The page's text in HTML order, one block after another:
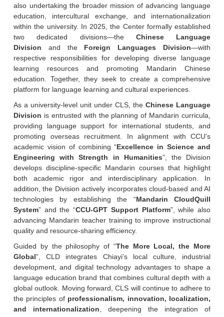
also undertaking the broader mission of advancing language
education, intercultural exchange, and internationalization
within the university. In 2025, the Center formally established
two dedicated divisions—the Chinese Language
Division and the Foreign Languages Division—with
respective responsibilities for developing diverse language
learning resources and promoting Mandarin Chinese
education. Together, they seek to create a comprehensive
platform for language learning and cultural experiences.
As a university-level unit under CLS, the Chinese Language
Division is entrusted with the planning of Mandarin curricula,
providing language support for international students, and
promoting overseas recruitment. In alignment with CCU’s
academic vision of combining “Excellence in Science and
Engineering with Strength in Humanities”, the Division
develops discipline-specific Mandarin courses that highlight
both academic rigor and interdisciplinary application. In
addition, the Division actively incorporates cloud-based and AI
technologies by establishing the “Mandarin CloudQuill
System” and the “CCU-GPT Support Platform”, while also
advancing Mandarin teacher training to improve instructional
quality and resource-sharing efficiency.
Guided by the philosophy of “The More Local, the More
Global”, CLD integrates Chiayi’s local culture, industrial
development, and digital technology advantages to shape a
language education brand that combines cultural depth with a
global outlook. Moving forward, CLS will continue to adhere to
the principles of professionalism, innovation, localization,
and internationalization , deepening the integration of